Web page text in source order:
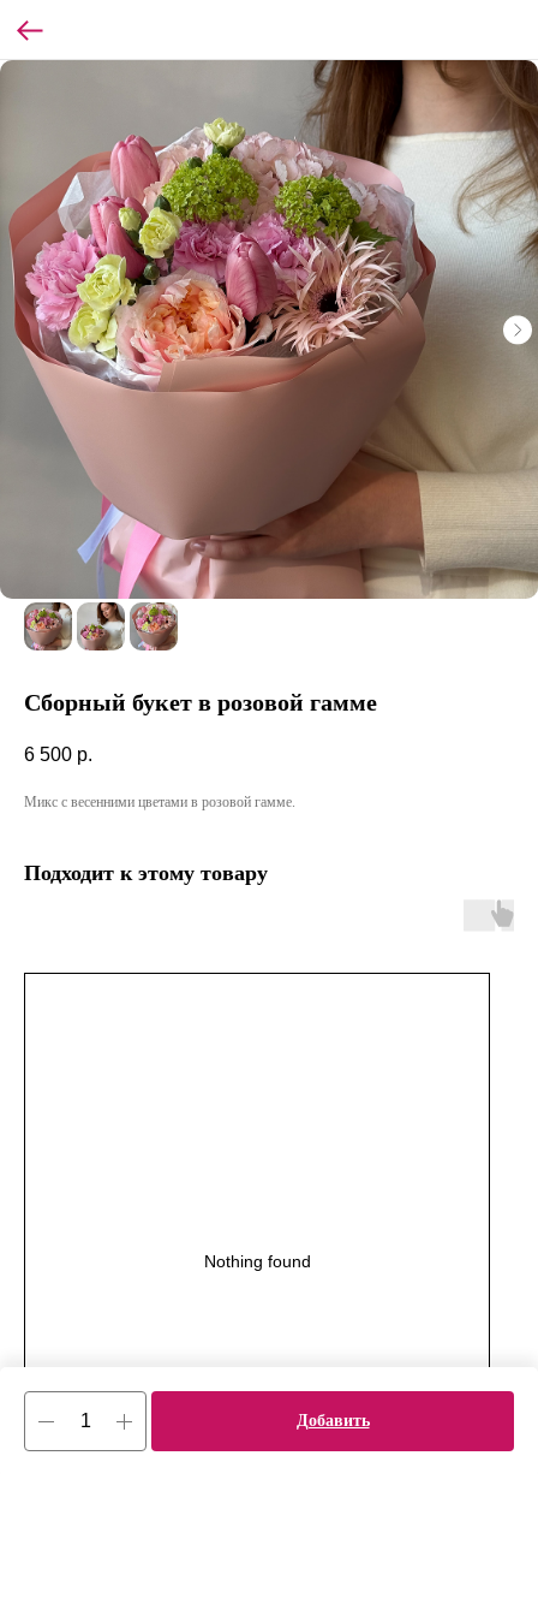
Сборный букет в розовой гамме
6 500 р.
Добавить
Микс с весенними цветами в розовой гамме.
Подходит к этому товару
Nothing found